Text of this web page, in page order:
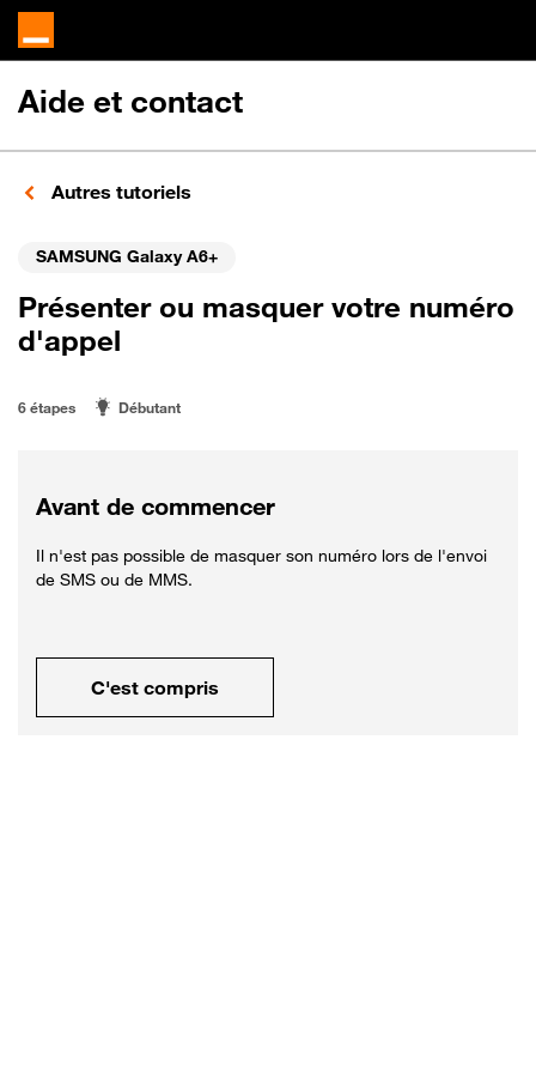
Aide et contact
Autres tutoriels
SAMSUNG Galaxy A6+
Présenter ou masquer votre numéro
d'appel
6 étapes Débutant
Avant de commencer
Il n'est pas possible de masquer son numéro lors de l'envoi
de SMS ou de MMS.
C'est compris